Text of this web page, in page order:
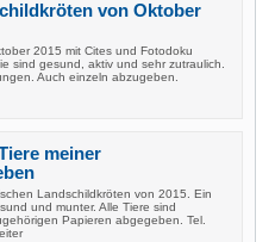
von Oktober
2015 mit Cites und Fotodoku
sind gesund, aktiv und sehr zutraulich.
Auch einzeln abzugeben.
meiner
Landschildkröten von 2015. Ein
und munter. Alle Tiere sind
Papieren abgegeben. Tel.